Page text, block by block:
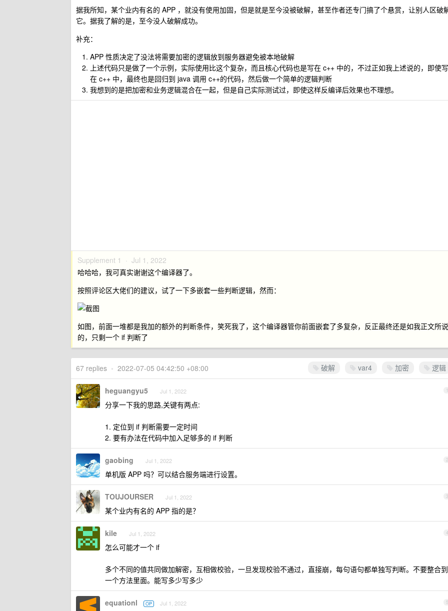
据我所知，某个业内有名的 APP ，就没有使用加固，但是就是至今没被破解，甚至作者还专门搞了个悬赏，让别人区破
它。据我了解的是，至今没人破解成功。
补充：
APP 性质决定了没法将需要加密的逻辑放到服务器避免被本地破解
上述代码只是做了一个示例，实际使用比这个复杂，而且核心代码也是写在 c++ 中的，不过正如我上述说的，即使写
在 c++ 中，最终也是回归到 java 调用 c++的代码，然后做一个简单的逻辑判断
我想到的是把加密和业务逻辑混合在一起，但是自己实际测试过，即使这样反编译后效果也不理想。
Supplement 1 · Jul 1, 2022
哈哈哈，我可真实谢谢这个编译器了。
按照评论区大佬们的建议，试了一下多嵌套一些判断逻辑，然而：
如图，前面一堆都是我加的额外的判断条件，笑死我了，这个编译器管你前面嵌套了多复杂，反正最终还是如我正文所说
的，只剩一个 if 判断了
破解 var4 加密 逻辑
67 replies • 2022-07-05 04:42:50 +08:00
1
heguangyu5 Jul 1, 2022
分享一下我的思路,关键有两点:
1. 定位到 if 判断需要一定时间
2. 要有办法在代码中加入足够多的 if 判断
2
gaobing Jul 1, 2022
单机版 APP 吗？可以结合服务端进行设置。
3
TOUJOURSER Jul 1, 2022
某个业内有名的 APP 指的是？
4
kile Jul 1, 2022
怎么可能才一个 if
多个不同的值共同做加解密，互相做校验，一旦发现校验不通过，直接崩，每句语句都单独写判断。不要整合到
一个方法里面。能写多少写多少
5
equationl OP Jul 1, 2022